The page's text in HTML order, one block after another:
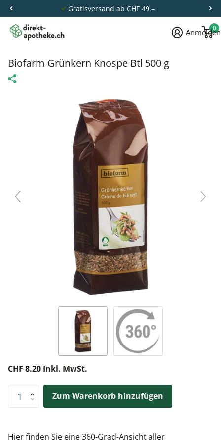
Gratisversand ab CHF 49.–
Anmelden
0
Biofarm Grünkern Knospe Btl 500 g
CHF 8.20 Inkl. MwSt.
Zum Warenkorb hinzufügen
Hier finden Sie eine 360-Grad-Ansicht aller